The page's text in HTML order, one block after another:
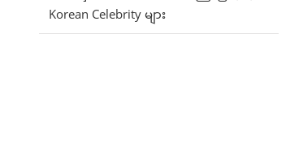
Korean Celebrity များ